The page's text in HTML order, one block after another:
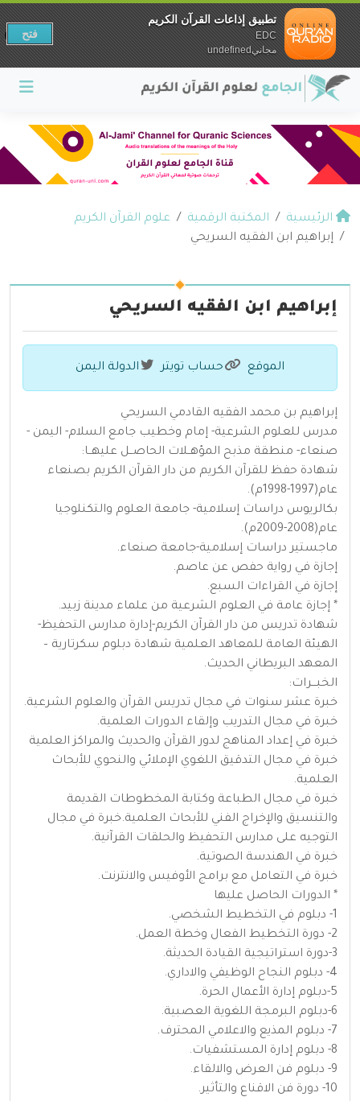
الرئيسية المكتبة الرقمية
علوم القرآن الكريم
إبراهيم ابن الفقيه السريحي
إبراهيم ابن الفقيه السريحي
الموقع حساب تويتر الدولة اليمن
إبراهيم بن محمد الفقيه القادمي السريحي
مدرس للعلوم الشرعية- إمام وخطيب جامع السلام- اليمن -
صنعاء- منطقة مذبح المؤهــلات الحاصــل عليهــا:
شهادة حفظ للقرآن الكريم من دار القرآن الكريم بصنعاء
عام(1997-1998م).
بكالريوس دراسات إسلامية- جامعة العلوم والتكنلوجيا
عام(2008-2009م).
ماجستير دراسات إسلامية-جامعة صنعاء.
إجازة في رواية حفص عن عاصم.
إجازة في القراءات السبع.
* إجازة عامة في العلوم الشرعية من علماء مدينة زبيد.
شهادة تدريس من دار القرآن الكريم-إدارة مدارس التحفيظ-
الهيئة العامة للمعاهد العلمية شهادة دبلوم سكرتارية –
المعهد البريطاني الحديث.
الخبـــرات:
خبرة عشر سنوات في مجال تدريس القرآن والعلوم الشرعية.
خبرة في مجال التدريب وإلقاء الدورات العلمية.
خبرة في إعداد المناهج لدور القرآن والحديث والمراكز العلمية
خبرة في مجال التدقيق اللغوي الإملائي والنحوي للأبحاث
العلمية.
خبرة في مجال الطباعة وكتابة المخطوطات القديمة
والتنسيق والإخراج الفني للأبحاث العلمية.خبرة في مجال
التوجيه على مدارس التحفيظ والحلقات القرآنية.
خبرة في الهندسة الصوتية.
خبرة في التعامل مع برامج الأوفيس والانترنت.
* الدورات الحاصل عليها
1- دبلوم في التخطيط الشخصي.
2- دورة التخطيط الفعال وخطة العمل.
3-دورة استراتيجية القيادة الحديثة.
4- دبلوم النجاح الوظيفي والاداري.
5-دبلوم إدارة الأعمال الحرة.
6-دبلوم البرمجة اللغوية العصبية.
7- دبلوم المذيع والاعلامي المحترف.
8- دبلوم إدارة المستشفيات.
9- دبلوم فن العرض والالقاء.
10- دورة فن الاقناع والتأثير.
تطبيق إذاعات القرآن الكريم
EDC
مجانيundefined
فتح